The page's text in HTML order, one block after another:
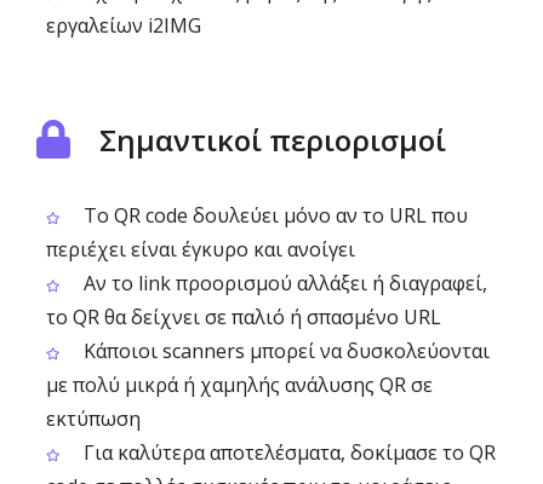
εργαλείων i2IMG
Σημαντικοί περιορισμοί
Το QR code δουλεύει μόνο αν το URL που
περιέχει είναι έγκυρο και ανοίγει
Αν το link προορισμού αλλάξει ή διαγραφεί,
το QR θα δείχνει σε παλιό ή σπασμένο URL
Κάποιοι scanners μπορεί να δυσκολεύονται
με πολύ μικρά ή χαμηλής ανάλυσης QR σε
εκτύπωση
Για καλύτερα αποτελέσματα, δοκίμασε το QR